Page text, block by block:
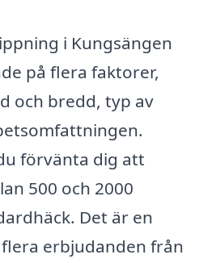
i Kungsängen
på flera faktorer,
och bredd, typ av
förvänta dig att
500 och 2000
Det är en
erbjudanden från